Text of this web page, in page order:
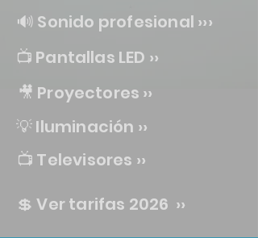
🔊 Sonido profesional ›››
📺 Pantallas LED ››
🎥 Proyectores ››
💡 Iluminación ››
📺 Televisores ››
💲 Ver tarifas 2026 ››